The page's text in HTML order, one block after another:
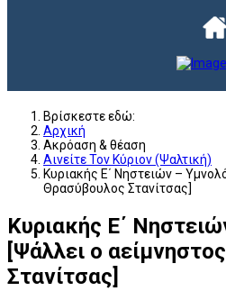
Βρίσκεστε εδώ:
Αρχική
Ακρόαση & θέαση
Αινείτε Τον Κύριον (Ψαλτική)
Κυριακής Ε΄ Νηστειών –
Θρασύβουλος Στανίτσας]
Κυριακής Ε΄
[Ψάλλει ο
Στανίτσας]